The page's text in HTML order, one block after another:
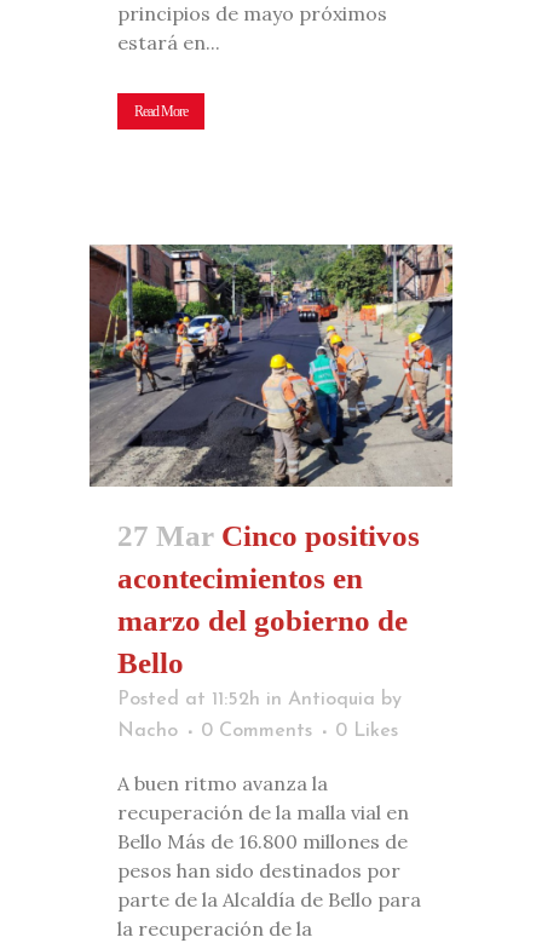
principios de mayo próximos
estará en...
Read More
27 Mar Cinco positivos
acontecimientos en
marzo del gobierno de
Bello
Posted at 11:52h in Antioquia by
Nacho
0 Comments 0 Likes
A buen ritmo avanza la
recuperación de la malla vial en
Bello Más de 16.800 millones de
pesos han sido destinados por
parte de la Alcaldía de Bello para
la recuperación de la